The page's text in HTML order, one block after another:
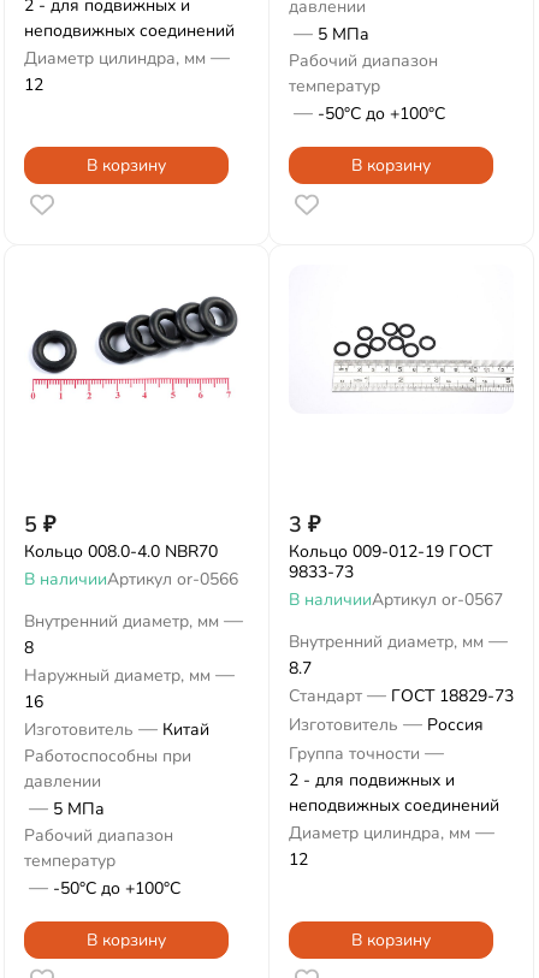
2 - для подвижных и
неподвижных соединений
Диаметр цилиндра, мм —
12
В корзину
давлении
— 5 МПа
Рабочий диапазон
температур
— -50°С до +100°С
В корзину
5 ₽
Кольцо 008.0-4.0 NBR70
В наличииАртикул or-0566
Внутренний диаметр, мм —
8
Наружный диаметр, мм —
16
Изготовитель — Китай
Работоспособны при
давлении
— 5 МПа
Рабочий диапазон
температур
— -50°С до +100°С
В корзину
3 ₽
Кольцо 009-012-19 ГОСТ
9833-73
В наличииАртикул or-0567
Внутренний диаметр, мм —
8.7
Стандарт — ГОСТ 18829-73
Изготовитель — Россия
Группа точности —
2 - для подвижных и
неподвижных соединений
Диаметр цилиндра, мм —
12
В корзину